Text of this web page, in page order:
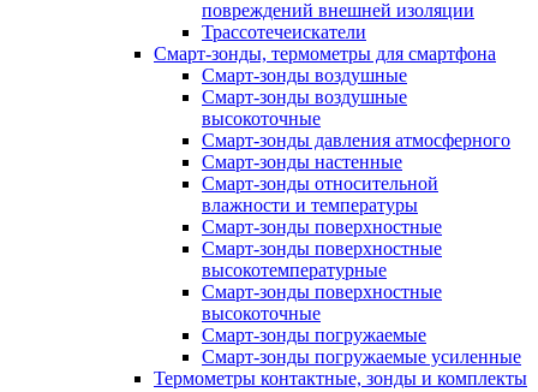
повреждений внешней изоляции
Трассотечеискатели
Смарт-зонды, термометры для смартфона
Смарт-зонды воздушные
Смарт-зонды воздушные
высокоточные
Смарт-зонды давления атмосферного
Смарт-зонды настенные
Смарт-зонды относительной
влажности и температуры
Смарт-зонды поверхностные
Смарт-зонды поверхностные
высокотемпературные
Смарт-зонды поверхностные
высокоточные
Смарт-зонды погружаемые
Смарт-зонды погружаемые усиленные
Термометры контактные, зонды и комплекты